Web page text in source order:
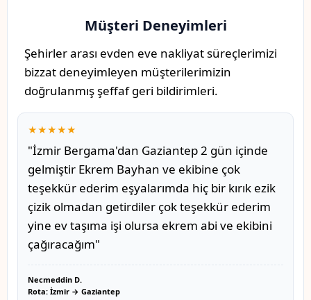
Müşteri Deneyimleri
Şehirler arası evden eve nakliyat süreçlerimizi
bizzat deneyimleyen müşterilerimizin
doğrulanmış şeffaf geri bildirimleri.
★★★★★
"İzmir Bergama'dan Gaziantep 2 gün içinde
gelmiştir Ekrem Bayhan ve ekibine çok
teşekkür ederim eşyalarımda hiç bir kırık ezik
çizik olmadan getirdiler çok teşekkür ederim
yine ev taşıma işi olursa ekrem abi ve ekibini
çağıracağım"
Necmeddin D.
Rota: İzmir → Gaziantep